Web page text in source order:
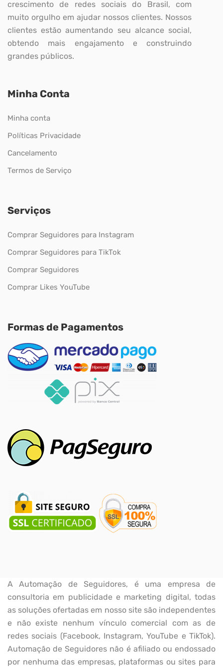
crescimento de redes sociais do Brasil, com
muito orgulho em ajudar nossos clientes. Nossos
clientes estão aumentando seu alcance social,
obtendo mais engajamento e construindo
grandes públicos.
Minha Conta
Minha conta
Políticas Privacidade
Cancelamento
Termos de Serviço
Serviços
Comprar Seguidores para Instagram
Comprar Seguidores para TikTok
Comprar Seguidores
Comprar Likes YouTube
Formas de Pagamentos
A Automação de Seguidores, é uma empresa de
consultoria em publicidade e marketing digital, todas
as soluções ofertadas em nosso site são independentes
e não existe nenhum vínculo comercial com as de
redes sociais (Facebook, Instagram, YouTube e TikTok).
Automação de Seguidores não é afiliado ou endossado
por nenhuma das empresas, plataformas ou sites para